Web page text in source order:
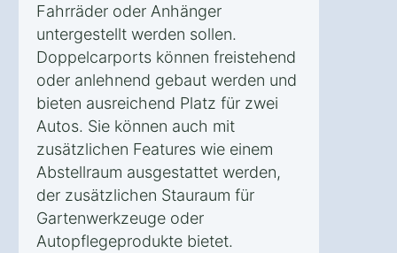
Fahrräder oder Anhänger
untergestellt werden sollen.
Doppelcarports können freistehend
oder anlehnend gebaut werden und
bieten ausreichend Platz für zwei
Autos. Sie können auch mit
zusätzlichen Features wie einem
Abstellraum ausgestattet werden,
der zusätzlichen Stauraum für
Gartenwerkzeuge oder
Autopflegeprodukte bietet.